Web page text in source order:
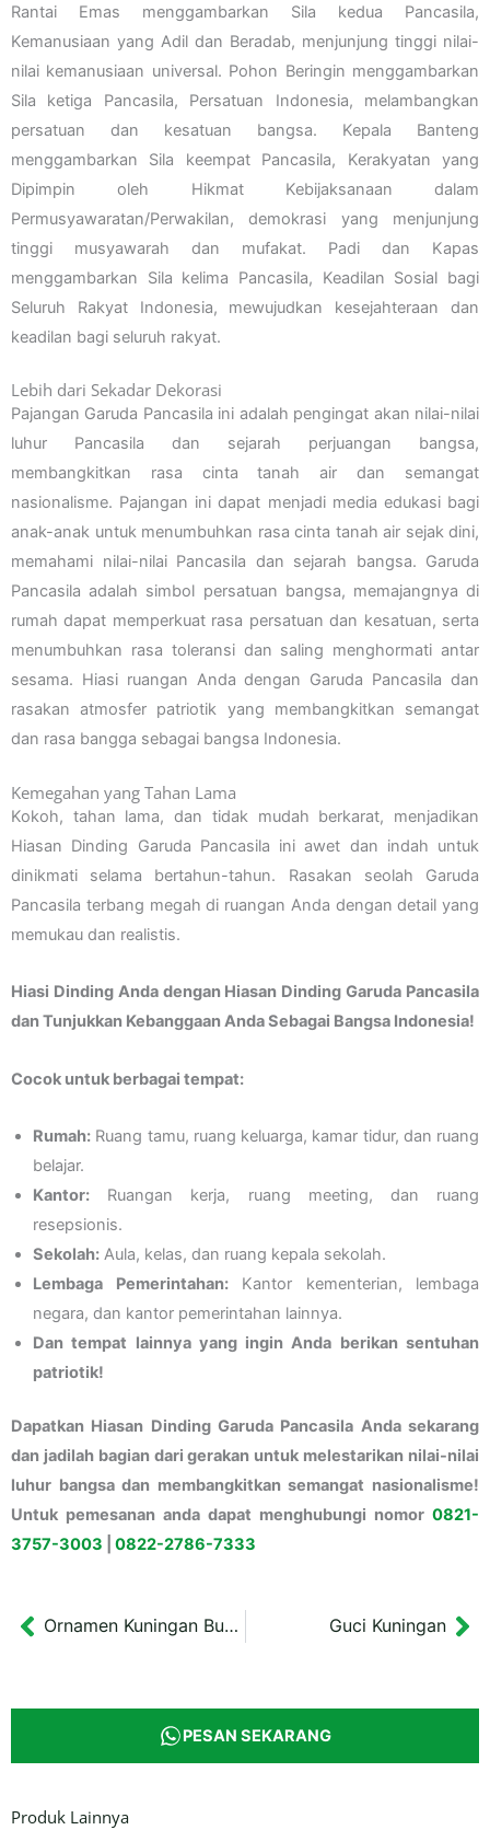
Rantai Emas menggambarkan Sila kedua Pancasila,
Kemanusiaan yang Adil dan Beradab, menjunjung tinggi nilai-
nilai kemanusiaan universal. Pohon Beringin menggambarkan
Sila ketiga Pancasila, Persatuan Indonesia, melambangkan
persatuan dan kesatuan bangsa. Kepala Banteng
menggambarkan Sila keempat Pancasila, Kerakyatan yang
Dipimpin oleh Hikmat Kebijaksanaan dalam
Permusyawaratan/Perwakilan, demokrasi yang menjunjung
tinggi musyawarah dan mufakat. Padi dan Kapas
menggambarkan Sila kelima Pancasila, Keadilan Sosial bagi
Seluruh Rakyat Indonesia, mewujudkan kesejahteraan dan
keadilan bagi seluruh rakyat.
Lebih dari Sekadar Dekorasi
Pajangan Garuda Pancasila ini adalah pengingat akan nilai-nilai
luhur Pancasila dan sejarah perjuangan bangsa,
membangkitkan rasa cinta tanah air dan semangat
nasionalisme. Pajangan ini dapat menjadi media edukasi bagi
anak-anak untuk menumbuhkan rasa cinta tanah air sejak dini,
memahami nilai-nilai Pancasila dan sejarah bangsa. Garuda
Pancasila adalah simbol persatuan bangsa, memajangnya di
rumah dapat memperkuat rasa persatuan dan kesatuan, serta
menumbuhkan rasa toleransi dan saling menghormati antar
sesama. Hiasi ruangan Anda dengan Garuda Pancasila dan
rasakan atmosfer patriotik yang membangkitkan semangat
dan rasa bangga sebagai bangsa Indonesia.
Kemegahan yang Tahan Lama
Kokoh, tahan lama, dan tidak mudah berkarat, menjadikan
Hiasan Dinding Garuda Pancasila ini awet dan indah untuk
dinikmati selama bertahun-tahun. Rasakan seolah Garuda
Pancasila terbang megah di ruangan Anda dengan detail yang
memukau dan realistis.
Hiasi Dinding Anda dengan Hiasan Dinding Garuda Pancasila
dan Tunjukkan Kebanggaan Anda Sebagai Bangsa Indonesia!
Cocok untuk berbagai tempat:
Rumah: Ruang tamu, ruang keluarga, kamar tidur, dan ruang
belajar.
Kantor: Ruangan kerja, ruang meeting, dan ruang
resepsionis.
Sekolah: Aula, kelas, dan ruang kepala sekolah.
Lembaga Pemerintahan:Kantor kementerian, lembaga
negara, dan kantor pemerintahan lainnya.
Dan tempat lainnya yang ingin Anda berikan sentuhan
patriotik!
Dapatkan Hiasan Dinding Garuda Pancasila Anda sekarang
dan jadilah bagian dari gerakan untuk melestarikan nilai-nilai
luhur bangsa dan membangkitkan semangat nasionalisme!
Untuk pemesanan anda dapat menghubungi nomor 0821-
3757-3003 0822-2786-7333
Prev Ornamen Kuningan Burung Garuda Pancasila Guci Kuningan
PESAN SEKARANG
Produk Lainnya